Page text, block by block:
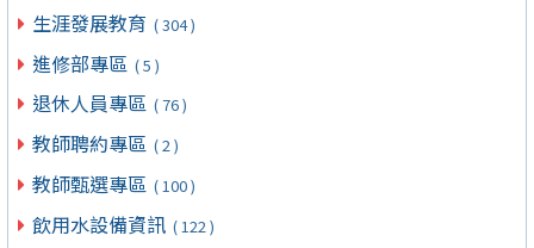
生涯發展教育 ( 304 )
進修部專區 ( 5 )
退休人員專區 ( 76 )
教師聘約專區 ( 2 )
教師甄選專區 ( 100 )
飲用水設備資訊 ( 122 )